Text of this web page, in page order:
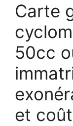
Carte
50cc
et